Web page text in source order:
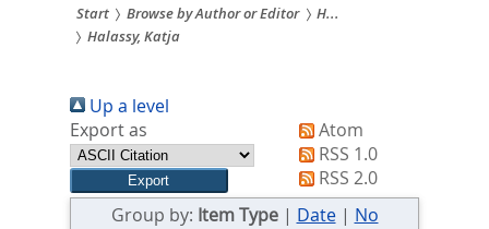
Sie
sind
hier:
Start Browse by Author or Editor
H...
Halassy, Katja
Up a level
Export as
Atom
RSS 1.0
RSS 2.0
Group by: Item Type| Date| No